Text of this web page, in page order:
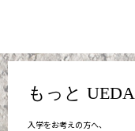
もっと UEDA
入学をお考えの方へ、